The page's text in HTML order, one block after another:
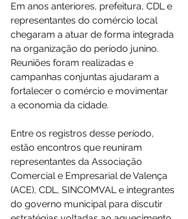
Em anos anteriores, prefeitura, CDL e
representantes do comércio local
chegaram a atuar de forma integrada
na organização do período junino.
Reuniões foram realizadas e
campanhas conjuntas ajudaram a
fortalecer o comércio e movimentar
a economia da cidade.
Entre os registros desse período,
estão encontros que reuniram
representantes da Associação
Comercial e Empresarial de Valença
(ACE), CDL, SINCOMVAL e integrantes
do governo municipal para discutir